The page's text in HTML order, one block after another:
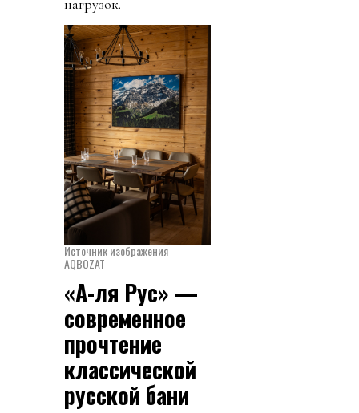
нагрузок.
Источник изображения
AQBOZAT
«А-ля Рус» —
современное
прочтение
классической
русской бани